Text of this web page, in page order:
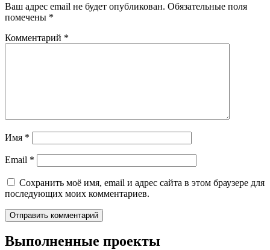
Ваш адрес email не будет опубликован. Обязательные поля
помечены *
Комментарий *
Имя *
Email *
Сохранить моё имя, email и адрес сайта в этом браузере для
последующих моих комментариев.
Выполненные проекты